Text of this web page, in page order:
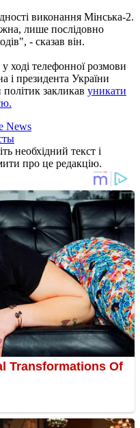
виконання Мінська-2.
лише послідовно
- сказав він.
у ході телефонної розмови
президента України
закликав уникати
News
необхідний текст і
про це редакцію.